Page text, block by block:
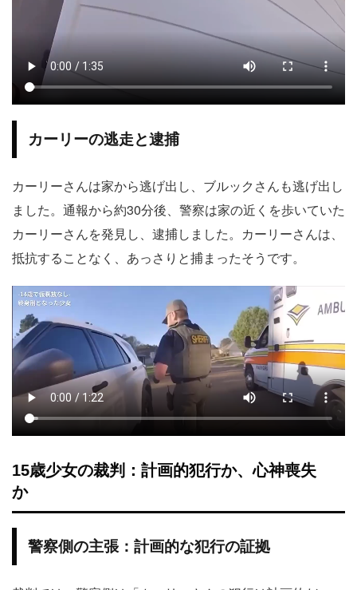
カーリーの逃走と逮捕
カーリーさんは家から逃げ出し、ブルックさんも逃げ出し
ました。通報から約30分後、警察は家の近くを歩いていた
カーリーさんを発見し、逮捕しました。カーリーさんは、
抵抗することなく、あっさりと捕まったそうです。
15歳少女の裁判：計画的犯行か、心神喪失
か
警察側の主張：計画的な犯行の証拠